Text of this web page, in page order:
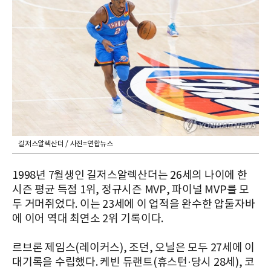
길저스알렉산더 / 사진=연합뉴스
1998년 7월생인 길저스알렉산더는 26세의 나이에 한
시즌 평균 득점 1위, 정규시즌 MVP, 파이널 MVP를 모
두 거머쥐었다. 이는 23세에 이 업적을 완수한 압둘자바
에 이어 역대 최연소 2위 기록이다.
르브론 제임스(레이커스), 조던, 오닐은 모두 27세에 이
대기록을 수립했다. 케빈 듀랜트(휴스턴·당시 28세), 코